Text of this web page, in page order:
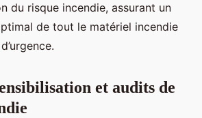
du risque incendie, assurant un
de tout le matériel incendie
et audits de